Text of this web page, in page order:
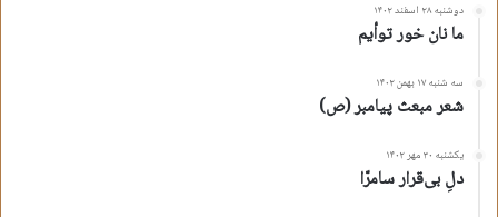
دوشنبه ۲۸ اسفند ۱۴۰۲
ما نان خور توأیم
سه شنبه ۱۷ بهمن ۱۴۰۲
شعر مبعث پیامبر (ص)
یکشنبه ۳۰ مهر ۱۴۰۲
دلِ بی‌قرار سامرّا